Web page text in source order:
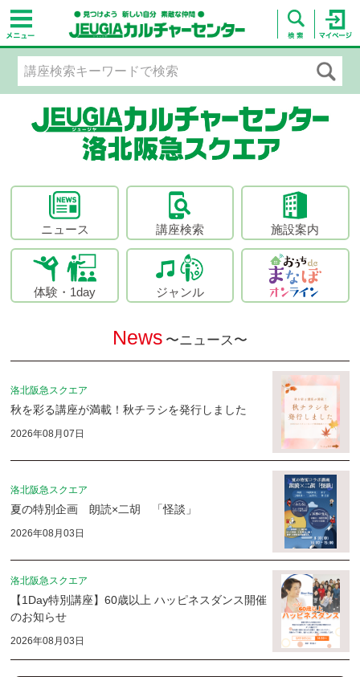
ニュース 講座検索 施設案内
体験・1day ジャンル
News 〜ニュース〜
洛北阪急スクエア
秋を彩る講座が満載！秋チラシを発行しました
2026年08月07日
洛北阪急スクエア
夏の特別企画 朗読×二胡 「怪談」
2026年08月03日
洛北阪急スクエア
【1Day特別講座】60歳以上 ハッピネスダンス開催
のお知らせ
2026年08月03日